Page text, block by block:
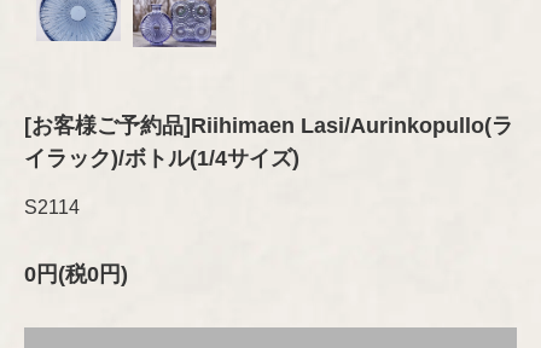
ファブリック
テキスタイル
木製品
テーブルウェア
ファブリック
ファッション
GUSTAVSBERG
Rörstrand
Aino/Alvar Aalto
Birger Kaipiainen
Heikki Orvola
[お客様ご予約品]Riihimaen Lasi/Aurinkopullo(ラ
イラック)/ボトル(1/4サイズ)
S2114
0円(税0円)